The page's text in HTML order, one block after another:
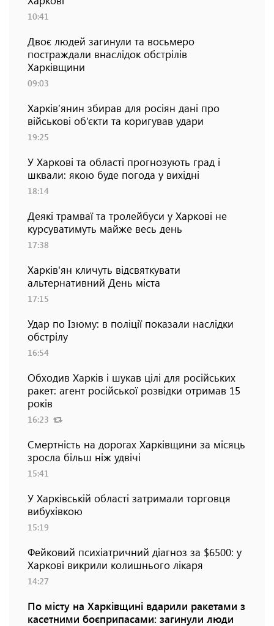
10:41
Двоє людей загинули та восьмеро
постраждали внаслідок обстрілів
Харківщини
09:03
Харків’янин збирав для росіян дані про
військові об’єкти та коригував удари
19:25
У Харкові та області прогнозують град і
шквали: якою буде погода у вихідні
18:14
Деякі трамваї та тролейбуси у Харкові не
курсуватимуть майже весь день
17:38
Харків'ян кличуть відсвяткувати
альтернативний День міста
17:15
Удар по Ізюму: в поліції показали наслідки
обстрілу
16:54
Обходив Харків і шукав цілі для російських
ракет: агент російської розвідки отримав 15
років
16:23
Смертність на дорогах Харківщини за місяць
зросла більш ніж удвічі
15:41
У Харківській області затримали торговця
вибухівкою
15:19
Фейковий психіатричний діагноз за $6500: у
Харкові викрили колишнього лікаря
14:27
По місту на Харківщині вдарили ракетами з
касетними боєприпасами: загинули люди